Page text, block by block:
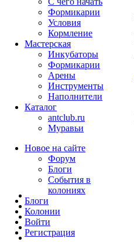
Формикарии
Условия
Кормление
Мастерская
Инкубаторы
Формикарии
Арены
Инструменты
Наполнители
Каталог
antclub.ru
Муравьи
Новое на сайте
Форум
Блоги
События в
колониях
Блоги
Колонии
Войти
Peгиcтpaция